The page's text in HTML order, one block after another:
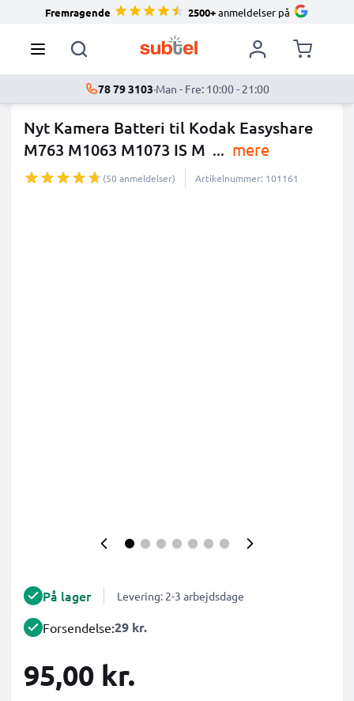
Fremragende 2500+anmeldelser på
78 79 3103·Man - Fre: 10:00 - 21:00
Nyt Kamera Batteri til Kodak Easyshare
M763 M1063 M1073 IS M ... mere
(50 anmeldelser) Artikelnummer: 101161
På lager Levering: 2-3 arbejdsdage
Forsendelse:29 kr.
95,00 kr.